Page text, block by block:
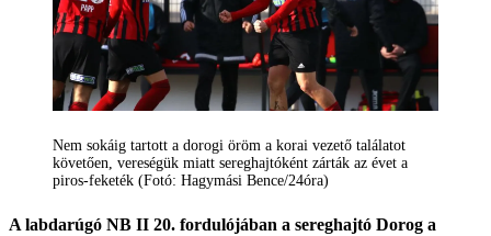
Nem sokáig tartott a dorogi öröm a korai vezető találatot
követően, vereségük miatt sereghajtóként zárták az évet a
piros-feketék (Fotó: Hagymási Bence/24óra)
A labdarúgó NB II 20. fordulójában a sereghajtó Dorog a